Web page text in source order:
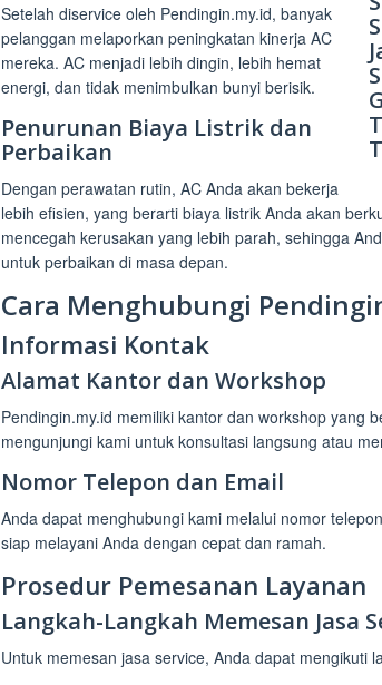
Setelah diservice oleh Pendingin.my.id, banyak
pelanggan melaporkan peningkatan kinerja AC
mereka. AC menjadi lebih dingin, lebih hemat
energi, dan tidak menimbulkan bunyi berisik.
Penurunan Biaya Listrik dan
Perbaikan
Dengan perawatan rutin, AC Anda akan bekerja
lebih efisien, yang berarti biaya listrik Anda akan
mencegah kerusakan yang lebih parah, sehingga
untuk perbaikan di masa depan.
Cara Menghubungi
Informasi Kontak
Alamat Kantor dan Workshop
Pendingin.my.id memiliki kantor dan workshop yang
mengunjungi kami untuk konsultasi langsung atau
Nomor Telepon dan Email
Anda dapat menghubungi kami melalui nomor
siap melayani Anda dengan cepat dan ramah.
Prosedur Pemesanan Layanan
Langkah-Langkah Memesan Jasa
Untuk memesan jasa service, Anda dapat mengikuti